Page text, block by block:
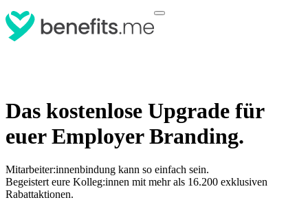
Das kostenlose Upgrade für
euer Employer Branding.
Mitarbeiter:innenbindung kann so einfach sein.
Begeistert eure Kolleg:innen mit mehr als 16.200 exklusiven
Rabattaktionen.